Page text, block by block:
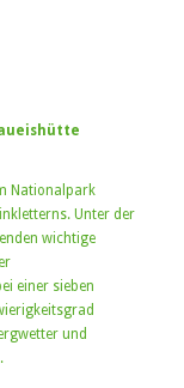
Nationalpark
Unter der
wichtige
einer sieben
und